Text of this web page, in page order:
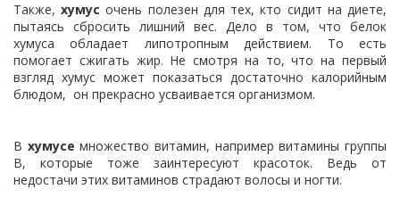
Также,хумус очень полезен для тех, кто сидит на диете,
пытаясь сбросить лишний вес. Дело в том, что белок
хумуса обладает липотропным действием. То есть
помогает сжигать жир. Не смотря на то, что на первый
взгляд хумус может показаться достаточно калорийным
блюдом, он прекрасно усваивается организмом.
В хумусе множество витамин, например витамины группы
В, которые тоже заинтересуют красоток. Ведь от
недостачи этих витаминов страдают волосы и ногти.